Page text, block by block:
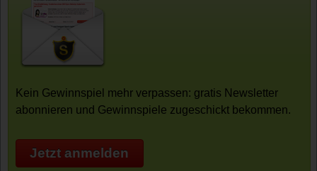
Kein Gewinnspiel mehr verpassen: gratis Newsletter
abonnieren und Gewinnspiele zugeschickt bekommen.
Jetzt anmelden